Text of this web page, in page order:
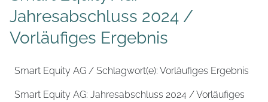
Jahresabschluss 2024 /
Vorläufiges Ergebnis
Smart Equity AG / Schlagwort(e): Vorläufiges Ergebnis
Smart Equity AG: Jahresabschluss 2024 / Vorläufiges